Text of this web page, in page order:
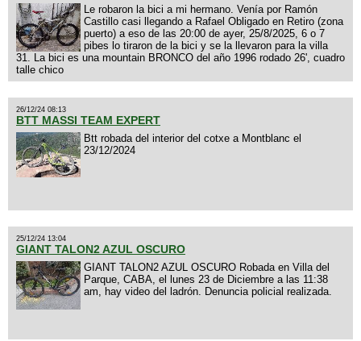
Le robaron la bici a mi hermano. Venía por Ramón
Castillo casi llegando a Rafael Obligado en Retiro (zona
puerto) a eso de las 20:00 de ayer, 25/8/2025, 6 o 7
pibes lo tiraron de la bici y se la llevaron para la villa
31. La bici es una mountain BRONCO del año 1996 rodado 26', cuadro
talle chico
26/12/24 08:13
BTT MASSI TEAM EXPERT
Btt robada del interior del cotxe a Montblanc el
23/12/2024
25/12/24 13:04
GIANT TALON2 AZUL OSCURO
GIANT TALON2 AZUL OSCURO Robada en Villa del
Parque, CABA, el lunes 23 de Diciembre a las 11:38
am, hay video del ladrón. Denuncia policial realizada.